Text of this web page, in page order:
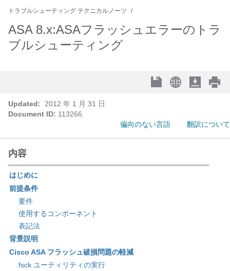
トラブルシューティング テクニカルノーツ
ASA 8.x:ASAフラッシュエラーのトラ
ブルシューティング
Updated:
2012 年 1 月 31 日
Document ID: 113266
偏向のない言語
翻訳について
内容
はじめに
前提条件
要件
使用するコンポーネント
表記法
背景説明
Cisco ASA フラッシュ破損問題の軽減
fsck ユーティリティの実行